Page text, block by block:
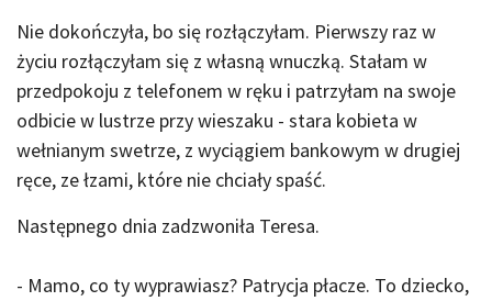
Nie dokończyła, bo się rozłączyłam. Pierwszy raz w
życiu rozłączyłam się z własną wnuczką. Stałam w
przedpokoju z telefonem w ręku i patrzyłam na swoje
odbicie w lustrze przy wieszaku - stara kobieta w
wełnianym swetrze, z wyciągiem bankowym w drugiej
ręce, ze łzami, które nie chciały spaść.
Następnego dnia zadzwoniła Teresa.
- Mamo, co ty wyprawiasz? Patrycja płacze. To dziecko,